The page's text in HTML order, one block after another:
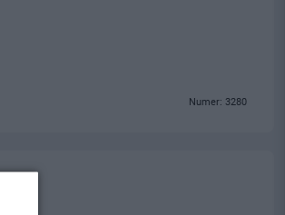
Numer: 3280